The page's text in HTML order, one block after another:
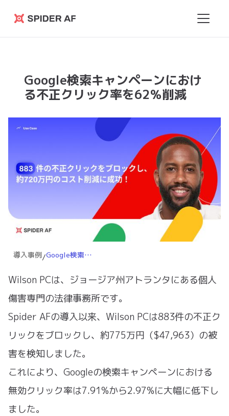
Spider
Google検索キャンペーンにおけ
る不正クリック率を62％削減
導入事例/ Google検索キャンペーンにおける不正クリック率を62％削減
Wilson PCは、ジョージア州アトランタにある個人
傷害専門の法律事務所です。
Spider AFの導入以来、Wilson PCは883件の不正ク
リックをブロックし、約775万円（$47,963）の被
害を検知しました。
これにより、Googleの検索キャンペーンにおける
無効クリック率は7.91%から2.97%に大幅に低下し
ました。